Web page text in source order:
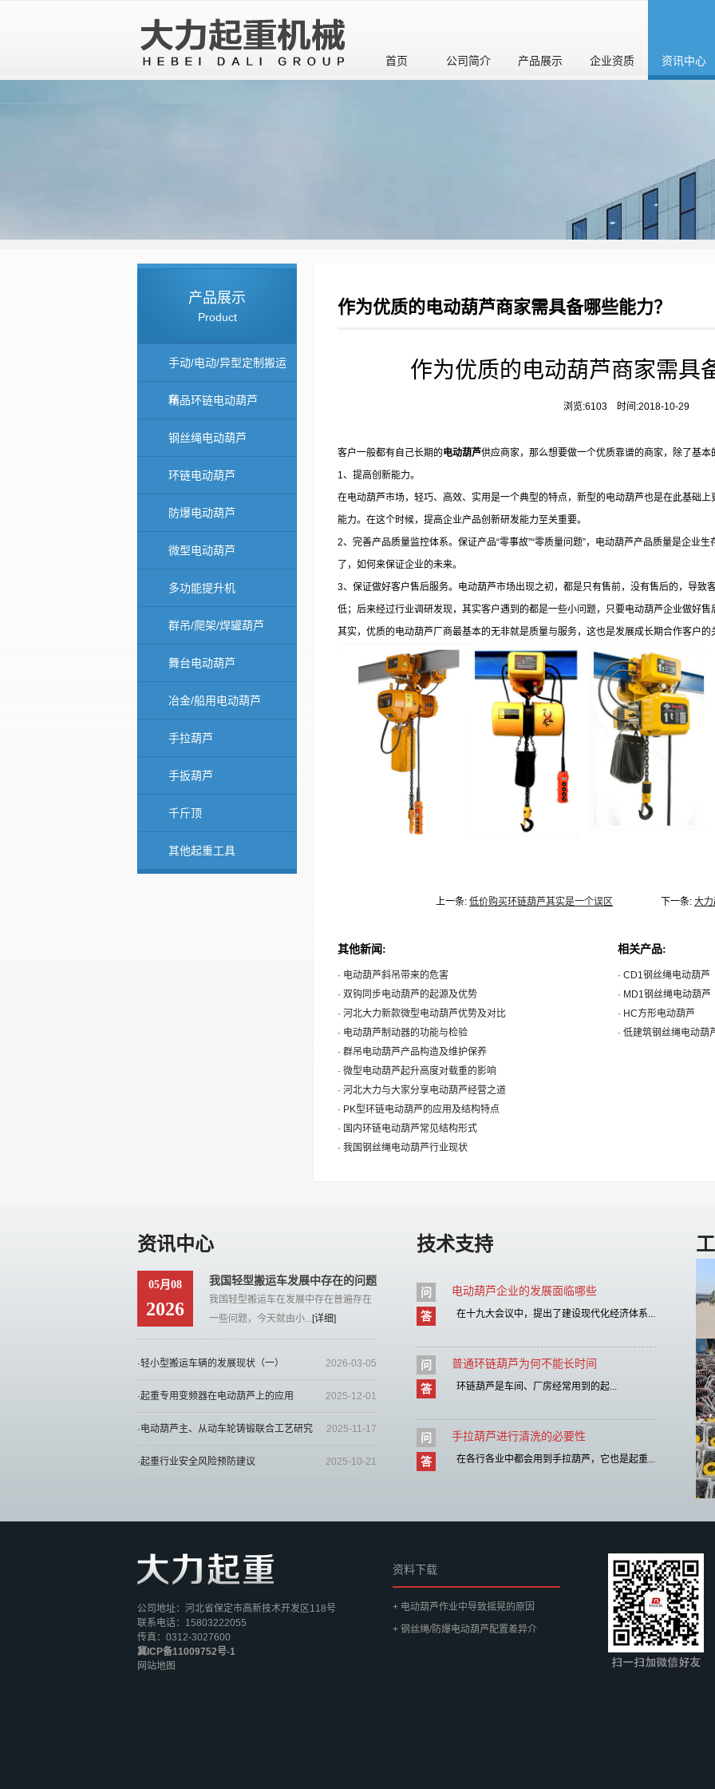
首页 公司简介 产品展示 企业资质 资讯中心
产品展示
Product
手动/电动/异型定制搬运
车
精品环链电动葫芦
钢丝绳电动葫芦
环链电动葫芦
防爆电动葫芦
微型电动葫芦
多功能提升机
群吊/爬架/焊罐葫芦
舞台电动葫芦
冶金/船用电动葫芦
手拉葫芦
手扳葫芦
千斤顶
其他起重工具
作为优质的电动葫芦商家需具备哪些能力？
作为优质的电动葫芦商家需具
浏览:6103 时间:2018-10-29
客户一般都有自己长期的电动葫芦供应商家，那么想要做一个优质靠谱的商家，除了基
1、提高创新能力。
在电动葫芦市场，轻巧、高效、实用是一个典型的特点，新型的电动葫芦也是在此基础
能力。在这个时候，提高企业产品创新研发能力至关重要。
2、完善产品质量监控体系。保证产品“零事故”“零质量问题”，电动葫芦产品质量是企业
了，如何来保证企业的未来。
3、保证做好客户售后服务。电动葫芦市场出现之初，都是只有售前，没有售后的，导致
低；后来经过行业调研发现，其实客户遇到的都是一些小问题，只要电动葫芦企业做好
其实，优质的电动葫芦厂商最基本的无非就是质量与服务，这也是发展成长期合作客户的
上一条: 低价购买环链葫芦其实是一个误区 下一条: 大
其他新闻:
· 电动葫芦斜吊带来的危害
· 双钩同步电动葫芦的起源及优势
· 河北大力新款微型电动葫芦优势及对比
· 电动葫芦制动器的功能与检验
· 群吊电动葫芦产品构造及维护保养
· 微型电动葫芦起升高度对载重的影响
· 河北大力与大家分享电动葫芦经营之道
· PK型环链电动葫芦的应用及结构特点
· 国内环链电动葫芦常见结构形式
· 我国钢丝绳电动葫芦行业现状
相关产品:
· CD1钢丝绳电动葫芦
· MD1钢丝绳电动葫芦
· HC方形电动葫芦
· 低建筑钢丝绳电动葫
资讯中心
05月08
2026
我国轻型搬运车发展中存在的问题
我国轻型搬运车在发展中存在普遍存在
一些问题，今天就由小...[详细]
2026-03-05
·轻小型搬运车辆的发展现状（一）
2025-12-01
·起重专用变频器在电动葫芦上的应用
2025-11-17
·电动葫芦主、从动车轮铸锻联合工艺研究
2025-10-21
·起重行业安全风险预防建议
技术支持
问
电动葫芦企业的发展面临哪些
答
在十九大会议中，提出了建设现代化经济体系...
问
普通环链葫芦为何不能长时间
答
环链葫芦是车间、厂房经常用到的起...
问
手拉葫芦进行清洗的必要性
答
在各行各业中都会用到手拉葫芦，它也是起重...
公司地址：河北省保定市高新技术开发区118号
联系电话：15803222055
传真：0312-3027600
冀ICP备11009752号-1
网站地图
资料下载
+ 电动葫芦作业中导致摇晃的原因
+ 钢丝绳/防爆电动葫芦配置差异介